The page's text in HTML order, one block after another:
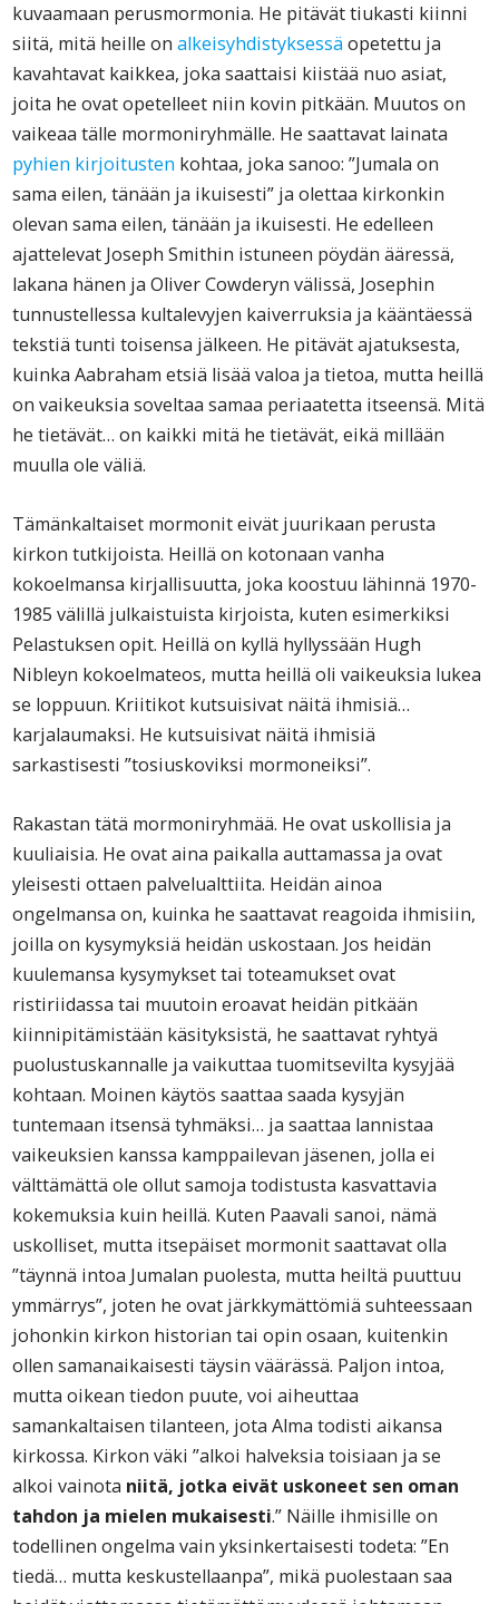
kuvaamaan perusmormonia. He pitävät tiukasti kiinni
siitä, mitä heille onalkeisyhdistyksessä opetettu ja
kavahtavat kaikkea, joka saattaisi kiistää nuo asiat,
joita he ovat opetelleet niin kovin pitkään. Muutos on
vaikeaa tälle mormoniryhmälle. He saattavat lainata
pyhien kirjoitusten kohtaa, joka sanoo: ”Jumala on
sama eilen, tänään ja ikuisesti” ja olettaa kirkonkin
olevan sama eilen, tänään ja ikuisesti. He edelleen
ajattelevat Joseph Smithin istuneen pöydän ääressä,
lakana hänen ja Oliver Cowderyn välissä, Josephin
tunnustellessa kultalevyjen kaiverruksia ja kääntäessä
tekstiä tunti toisensa jälkeen. He pitävät ajatuksesta,
kuinka Aabraham etsiä lisää valoa ja tietoa, mutta heillä
on vaikeuksia soveltaa samaa periaatetta itseensä. Mitä
he tietävät… on kaikki mitä he tietävät, eikä millään
muulla ole väliä.
Tämänkaltaiset mormonit eivät juurikaan perusta
kirkon tutkijoista. Heillä on kotonaan vanha
kokoelmansa kirjallisuutta, joka koostuu lähinnä 1970-
1985 välillä julkaistuista kirjoista, kuten esimerkiksi
Pelastuksen opit. Heillä on kyllä hyllyssään Hugh
Nibleyn kokoelmateos, mutta heillä oli vaikeuksia lukea
se loppuun. Kriitikot kutsuisivat näitä ihmisiä…
karjalaumaksi. He kutsuisivat näitä ihmisiä
sarkastisesti ”tosiuskoviksi mormoneiksi”.
Rakastan tätä mormoniryhmää. He ovat uskollisia ja
kuuliaisia. He ovat aina paikalla auttamassa ja ovat
yleisesti ottaen palvelualttiita. Heidän ainoa
ongelmansa on, kuinka he saattavat reagoida ihmisiin,
joilla on kysymyksiä heidän uskostaan. Jos heidän
kuulemansa kysymykset tai toteamukset ovat
ristiriidassa tai muutoin eroavat heidän pitkään
kiinnipitämistään käsityksistä, he saattavat ryhtyä
puolustuskannalle ja vaikuttaa tuomitsevilta kysyjää
kohtaan. Moinen käytös saattaa saada kysyjän
tuntemaan itsensä tyhmäksi… ja saattaa lannistaa
vaikeuksien kanssa kamppailevan jäsenen, jolla ei
välttämättä ole ollut samoja todistusta kasvattavia
kokemuksia kuin heillä. Kuten Paavali sanoi, nämä
uskolliset, mutta itsepäiset mormonit saattavat olla
”täynnä intoa Jumalan puolesta, mutta heiltä puuttuu
ymmärrys”, joten he ovat järkkymättömiä suhteessaan
johonkin kirkon historian tai opin osaan, kuitenkin
ollen samanaikaisesti täysin väärässä. Paljon intoa,
mutta oikean tiedon puute, voi aiheuttaa
samankaltaisen tilanteen, jota Alma todisti aikansa
kirkossa. Kirkon väki ”alkoi halveksia toisiaan ja se
alkoi vainota niitä, jotka eivät uskoneet sen oman
tahdon ja mielen mukaisesti.” Näille ihmisille on
todellinen ongelma vain yksinkertaisesti todeta: ”En
tiedä… mutta keskustellaanpa”, mikä puolestaan saa